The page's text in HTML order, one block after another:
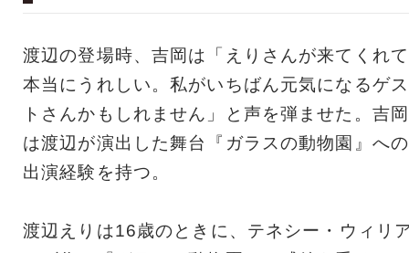
渡辺の登場時、吉岡は「えりさんが来てくれて
本当にうれしい。私がいちばん元気になるゲス
トさんかもしれません」と声を弾ませた。吉岡
は渡辺が演出した舞台『ガラスの動物園』への
出演経験を持つ。
渡辺えりは16歳のときに、テネシー・ウィリ